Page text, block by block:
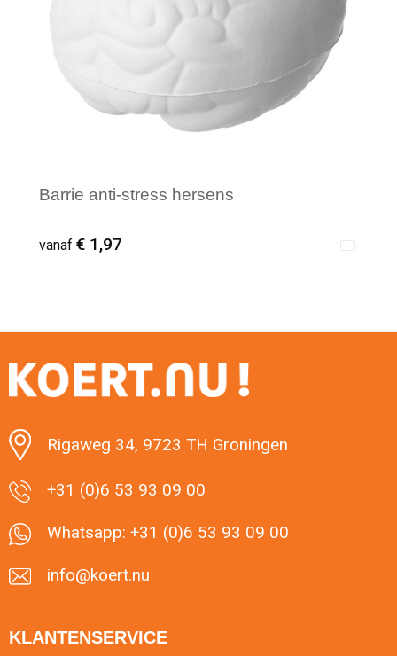
Aktetassen
Barrie anti-stress hersens
vanaf € 1,97
Rigaweg 34, 9723 TH Groningen
+31 (0)6 53 93 09 00
Whatsapp: +31 (0)6 53 93 09 00
info@koert.nu
KLANTENSERVICE